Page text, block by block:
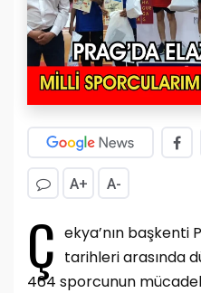
A+ A-
Ç ekya’nın başkenti
tarihleri arasında
464 sporcunun